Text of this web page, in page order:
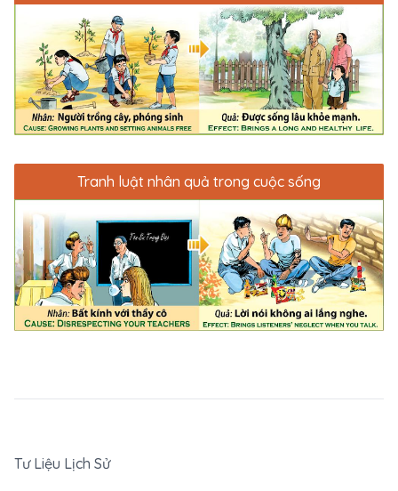
Tranh luật nhân quả trong cuộc sống
Tư Liệu Lịch Sử